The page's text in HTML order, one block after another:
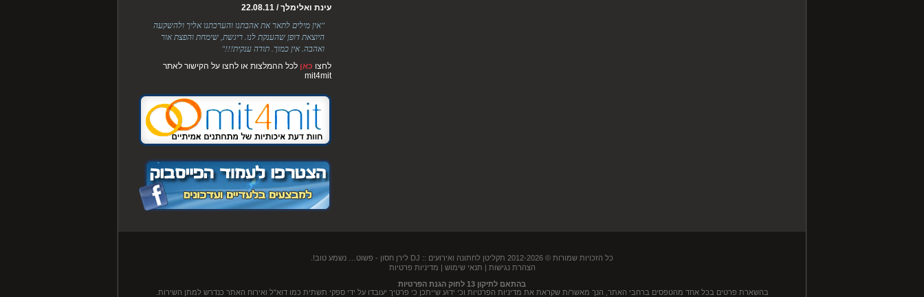
עינת ואלימלך / 22.08.11
"אין מילים לתאר את אהבתנו והערכתנו אליך ולהשקעה
היוצאת דופן שהענקת לנו. ריגשת, שימחת והפצת אור
ואהבה. אין כמוך. תודה ענקית!!!"
לחצו כאן לכל ההמלצות או לחצו על הקישור לאתר
mit4mit
כל הזכויות שמורות © 2012-2026 תקליטן לחתונה ואירועים :: DJ לירן חסון
- פשוט… נשמע טוב!.
הצהרת נגישות | תנאי שימוש | מדיניות פרטיות
בהתאם לתיקון 13 לחוק הגנת הפרטיות
בהשארת פרטים בכל אחד מהטפסים ברחבי האתר, הנך מאשר/ת שקראת את מדיניות הפרטיות וכי ידוע שייתכן כי פרטיך יעובדו על ידי ספקי תשתית כמו דוא"ל ואירוח האתר כנדרש למתן השירות.